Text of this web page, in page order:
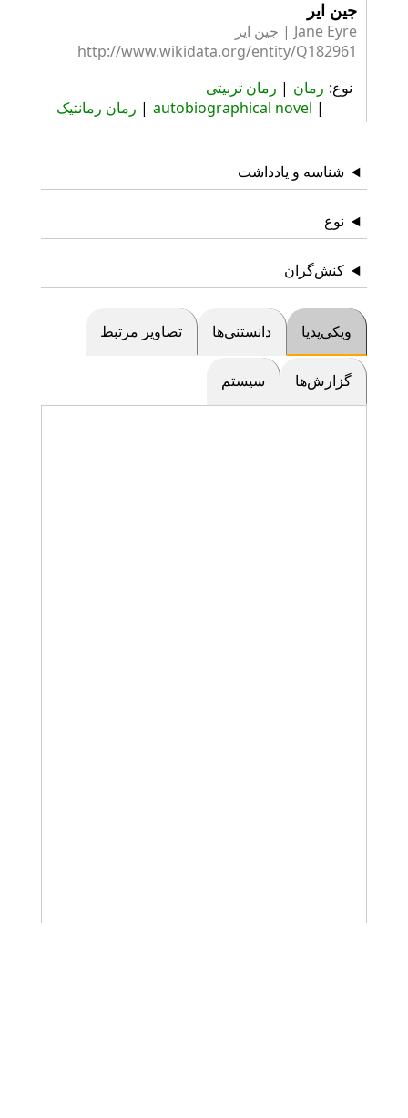
جین ایر
Jane Eyre | جین ایر
http://www.wikidata.org/entity/Q182961
نوع رمان
رمان تربیتی
autobiographical novel
رمان رمانتیک
شناسه و یادداشت
نوع
کنش‌گران
ویکی‌پدیا دانستنی‌ها تصاویر مرتبط
گزارش‌ها سیستم